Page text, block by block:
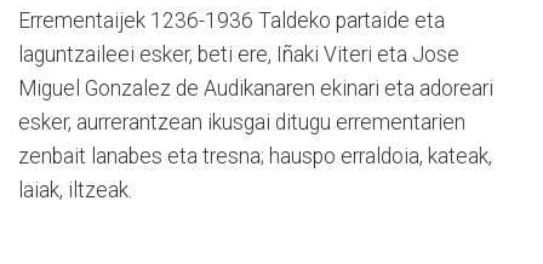
Errementaijek 1236-1936 Taldeko partaide eta
laguntzaileei esker, beti ere, Iñaki Viteri eta Jose
Miguel Gonzalez de Audikanaren ekinari eta adoreari
esker, aurrerantzean ikusgai ditugu errementarien
zenbait lanabes eta tresna; hauspo erraldoia, kateak,
laiak, iltzeak.